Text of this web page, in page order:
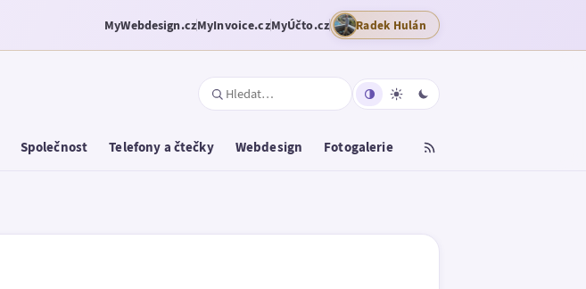
MyWebdesign.czMyInvoice.czMyÚčto.cz Radek Hulán
Společnost Telefony a čtečky Webdesign Fotogalerie